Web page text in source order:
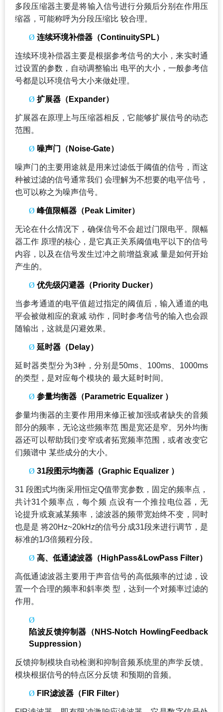
多段压缩器主要是将输入信号进行分频后分别在作用压
缩器，可能称呼为分段压缩比 较合理。
Ø 连续环境补偿器（ContinuitySPL）
连续环境补偿器主要是根据参考信号的大小，来实时通
过设置的参数，自动调整输出 电平的大小，一般参考信
号都是以环境信号大小来做处理。
Ø 扩展器（Expander）
扩展器在原理上与压缩器相反，它能够扩展信号的动态
范围。
Ø 噪声门（Noise-Gate）
噪声门的主要用途就是用来过滤低于阈值的信号，而这
种被过滤的信号通常我们 会理解为不想要的电平信号，
也可以称之为噪声信号。
Ø 峰值限幅器（Peak Limiter）
无论在什么情况下，确保信号不会超过门限电平。限幅
器工作 原理的核心，是它真正关系阈值电平以下的信号
内容，以及在信号发生过冲之前增益衰减 量是如何开始
产生的。
Ø 优先级闪避器（Priority Ducker）
当参考通道的电平值超过指定的阈值后，输入通道的电
平会被做相应的衰减 动作，同时参考信号的输入也会跟
随输出，这就是闪避效果。
Ø 延时器（Delay）
延时器类型分为3种，分别是50ms、100ms、1000ms
的类型，是对应每个模块的 最大延时时间。
Ø 参量均衡器（Parametric Equalizer ）
参量均衡器的主要作用用来修正被加强或者缺失的音频
部分的频率，无论这些频率范 围是宽还是窄。另外均衡
器还可以帮助我们变窄或者拓宽频率范围，或者改变它
们频谱中 某些成分的大小。
Ø 31段图示均衡器（Graphic Equalizer ）
31段图式均衡采用恒定Q值带宽参数，固定的频率点，
共计31个频率点，每个频 点设有一个推拉电位器，无
论提升或衰减某频率，滤波器的频带宽始终不变，同时
也是是 将20Hz~20kHz的信号分成31段来进行调节，是
标准的1/3倍频程分段。
Ø 高、低通滤波器（HighPass&LowPass Filter）
高低通滤波器主要用于声音信号的高低频率的过滤，设
置一个合理的频率和斜率类 型，达到一个对频率过滤的
作用。
Ø
陷波反馈抑制器（NHS-Notch HowlingFeedback
Suppression）
反馈抑制模块自动检测和抑制音频系统里的声学反馈。
模块根据信号的特点区分反馈 和预期的音频。
Ø FIR滤波器（FIR Filter）